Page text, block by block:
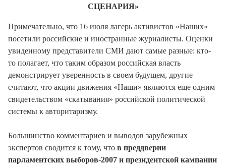
СЦЕНАРИЯ»
Примечательно, что 16 июля лагерь активистов «Наших»
посетили российские и иностранные журналисты. Оценки
увиденному представители СМИ дают самые разные: кто-
то полагает, что таким образом российская власть
демонстрирует уверенность в своем будущем, другие
считают, что акции движения «Наши» являются еще одним
свидетельством «скатывания» российской политической
системы к авторитаризму.
Большинство комментариев и выводов зарубежных
экспертов сводится к тому, что в преддверии
парламентских выборов-2007 и президентской кампании